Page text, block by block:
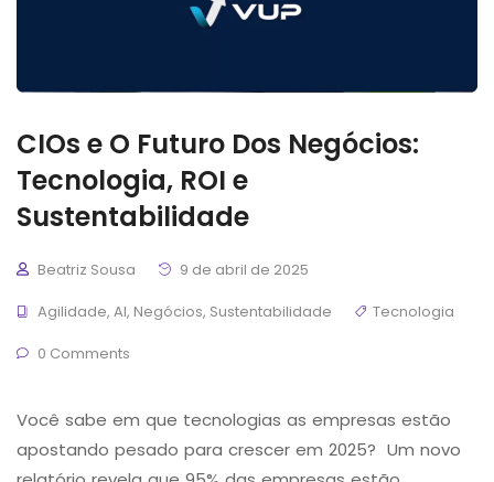
CIOs e O Futuro Dos Negócios:
Tecnologia, ROI e
Sustentabilidade
Beatriz Sousa
9 de abril de 2025
Agilidade, AI, Negócios, Sustentabilidade
Tecnologia
0 Comments
Você sabe em que tecnologias as empresas estão
apostando pesado para crescer em 2025? Um novo